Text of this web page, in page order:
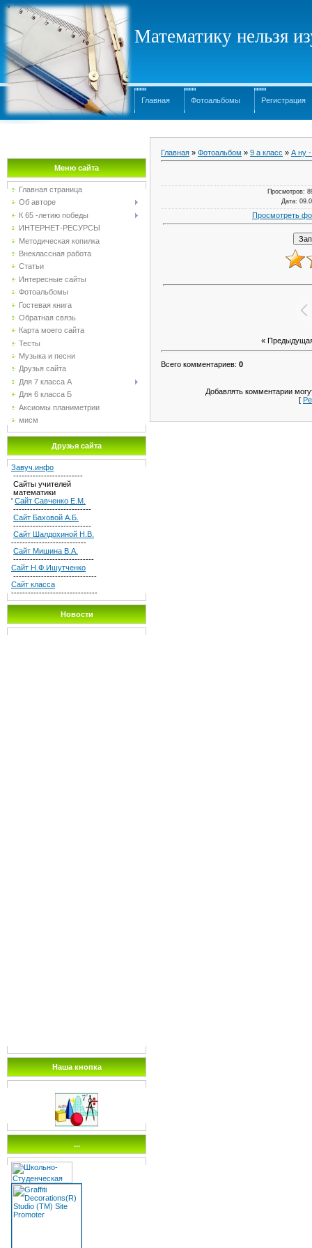
Математику нельзя
Главная Фотоальбомы Регистрация
Меню сайта
Главная страница
Об авторе
К 65 -летию победы
ИНТЕРНЕТ-РЕСУРСЫ
Методическая копилка
Внеклассная работа
Статьи
Интересные сайты
Фотоальбомы
Гостевая книга
Обратная связь
Карта моего сайта
Тесты
Музыка и песни
Друзья сайта
Для 7 класса А
Для 6 класса Б
Аксиомы планиметрии
мисм
Друзья сайта
Завуч.инфо
-------------------------
Сайты учителей
математики
' Сайт Савченко Е.М.
----------------------------
Сайт Баховой А.Б.
----------------------------
Сайт Шалдохиной Н.В.
---------------------------
Сайт Мишина В.А.
-----------------------------
Сайт Н.Ф.Ишутченко
------------------------------
Сайт класса
-------------------------------
Новости
Наша кнопка
...
Главная » Фотоальбом » 9 а класс » А ну -
Просмотров:
Дата:
Просмотреть
«
Всего комментариев: 0
Добавлять комментарии
[